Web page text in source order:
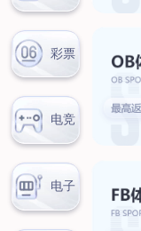
联系方式
客户留言